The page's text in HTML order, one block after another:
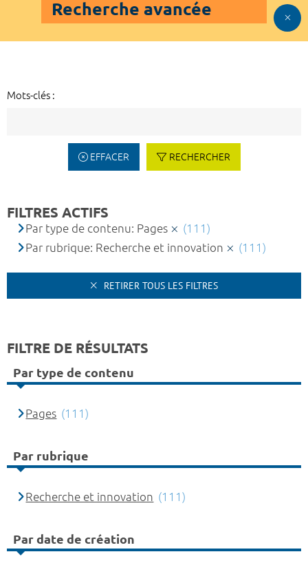
Recherche avancée
Mots-clés :
EFFACER RECHERCHER
FILTRES ACTIFS
Par type de contenu: Pages
(111)
Par rubrique: Recherche et innovation
(111)
RETIRER TOUS LES FILTRES
FILTRE DE RÉSULTATS
Par type de contenu
Pages (111)
Par rubrique
Recherche et innovation (111)
Par date de création